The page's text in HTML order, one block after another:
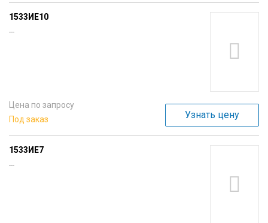
1533ИЕ10
---
Цена по запросу
Под заказ
Узнать цену
1533ИЕ7
---